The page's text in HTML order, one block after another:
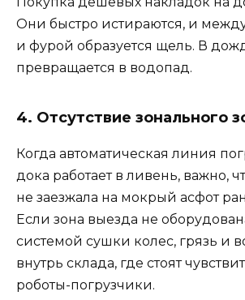
Они быстро истираются, и
и фурой образуется щель. В
превращается в водопад.
4. Отсутствие зонального
Когда автоматическая линия
дока работает в ливень, важно,
не заезжала на мокрый асфот
Если зона выезда не
системой сушки колес, грязь и
внутрь склада, где стоят
роботы-погрузчики.